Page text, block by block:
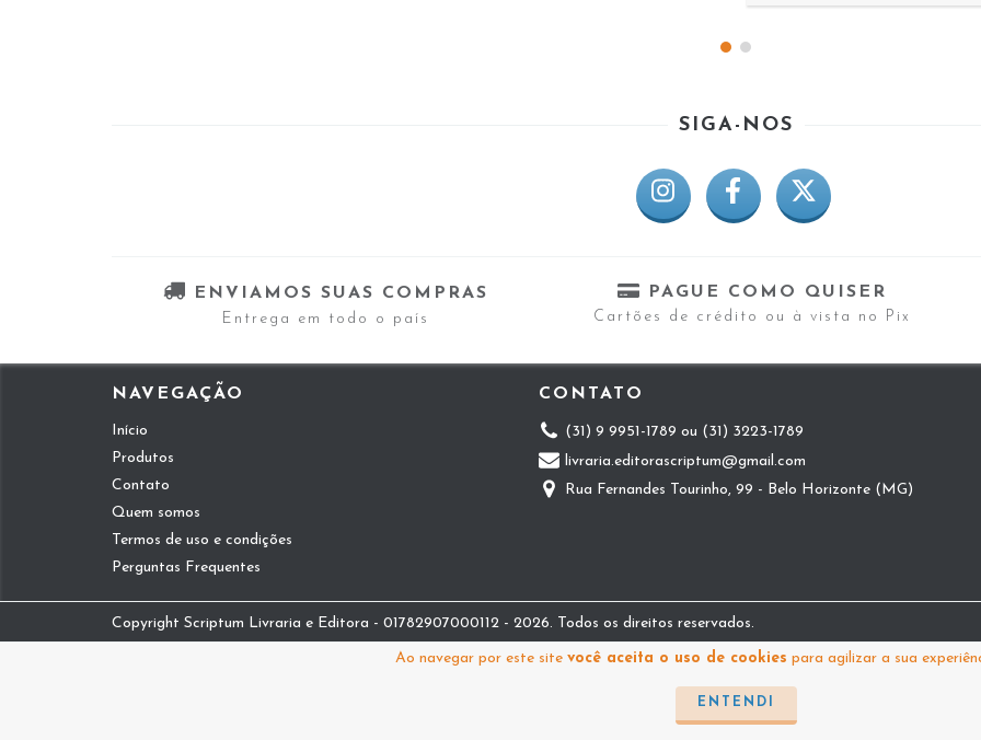
Ao navegar por este site você aceita o uso de cookies para agilizar a sua
ENTENDI
SIGA-NOS
ENVIAMOS SUAS COMPRAS
Entrega em todo o país
PAGUE COMO QUISER
Cartões de crédito ou à vista no Pix
NAVEGAÇÃO
Início
Produtos
Contato
Quem somos
Termos de uso e condições
Perguntas Frequentes
CONTATO
(31) 9 9951-1789 ou (31) 3223-1789
livraria.editorascriptum@gmail.com
Rua Fernandes Tourinho, 99 - Belo Horizonte (MG)
Copyright Scriptum Livraria e Editora - 01782907000112 - 2026. Todos os direitos reservados.